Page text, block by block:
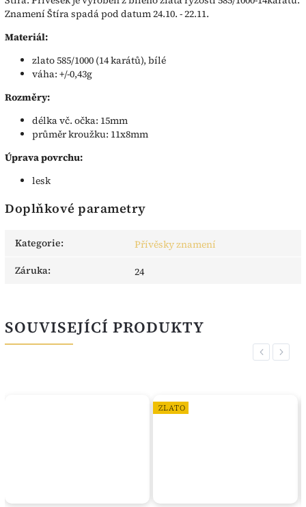
Znamení Štíra spadá pod datum 24.10. - 22.11.
Materiál:
zlato 585/1000 (14 karátů), bílé
váha: +/-0,43g
Rozměry:
délka vč. očka: 15mm
průměr kroužku: 11x8mm
Úprava povrchu:
lesk
Doplňkové parametry
Kategorie:
Přívěsky znamení
Záruka: 24
SOUVISEJÍCÍ PRODUKTY
Previous
ZLATO
Next